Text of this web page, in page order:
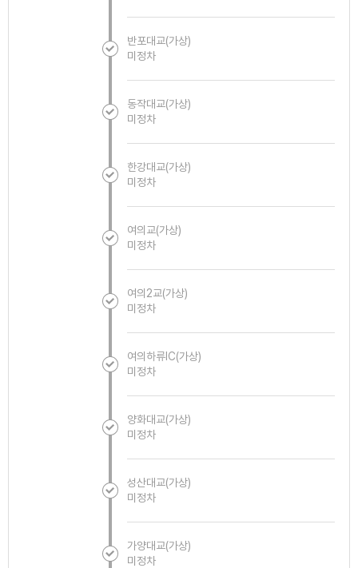
반포대교(가상)
미정차
동작대교(가상)
미정차
한강대교(가상)
미정차
여의교(가상)
미정차
여의2교(가상)
미정차
여의하류IC(가상)
미정차
양화대교(가상)
미정차
성산대교(가상)
미정차
가양대교(가상)
미정차